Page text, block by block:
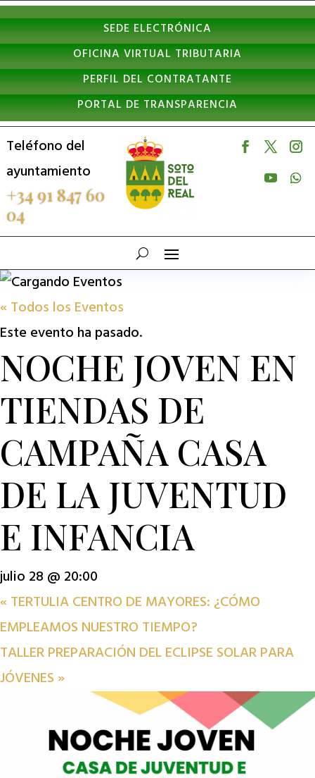
Nota:
este
sitio
web
incluye
un
sistema
de
accesibilidad.
SEDE ELECTRÓNICA
OFICINA VIRTUAL TRIBUTARIA
PERFIL DEL CONTRATANTE
PORTAL DE TRANSPARENCIA
Teléfono del
ayuntamiento
+34 91 847 60
04
« Todos los Eventos
Este evento ha pasado.
NOCHE JOVEN EN
TIENDAS DE
CAMPAÑA CASA
DE LA JUVENTUD
E INFANCIA
julio 28 @ 20:00
«TERTULIA CENTRO DE MAYORES: ¿CÓMO
EMPLEAMOS NUESTRO TIEMPO?
TALLER PREPARACIÓN DEL ECLIPSE SOLAR PARA
JÓVENES »